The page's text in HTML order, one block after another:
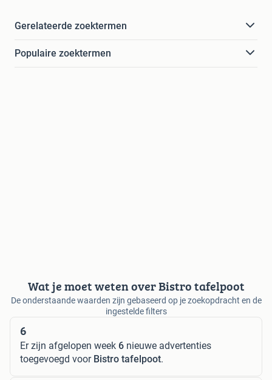
Gerelateerde zoektermen
Populaire zoektermen
Wat je moet weten over Bistro tafelpoot
De onderstaande waarden zijn gebaseerd op je zoekopdracht en de
ingestelde filters
6
Er zijn afgelopen week 6 nieuwe advertenties
toegevoegd voor Bistro tafelpoot.